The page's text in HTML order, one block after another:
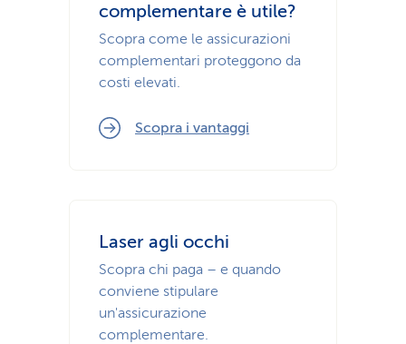
complementare è utile?
Scopra come le assicurazioni
complementari proteggono da
costi elevati.
Scopra i vantaggi
Laser agli occhi
Scopra chi paga – e quando
conviene stipulare
un'assicurazione
complementare.